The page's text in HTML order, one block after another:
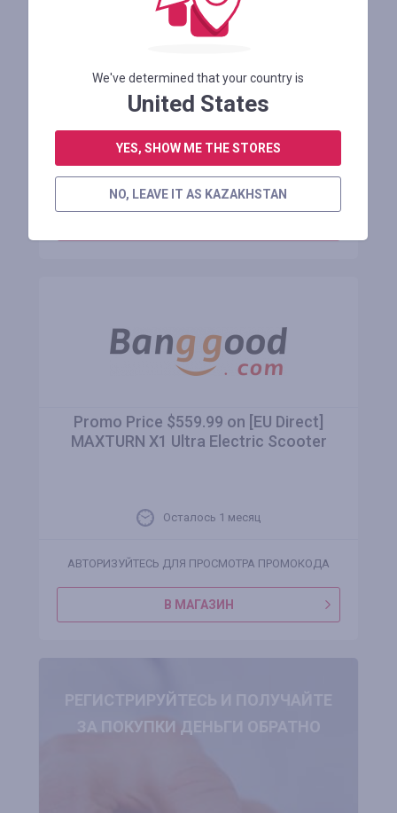
Promo Price $1089.99 on [EU DIRECT]
Promo Price $559.99 on [EU Direct]
MAXTURN X1 Ultra Electric Scooter
Осталось 1 месяц
АВТОРИЗУЙТЕСЬ ДЛЯ ПРОСМОТРА ПРОМОКОДА
В МАГАЗИН
РЕГИСТРИРУЙТЕСЬ И ПОЛУЧАЙТЕ
ЗА ПОКУПКИ ДЕНЬГИ ОБРАТНО
We've determined that your country is
United States
YES, SHOW ME THE STORES
NO, LEAVE IT AS KAZAKHSTAN